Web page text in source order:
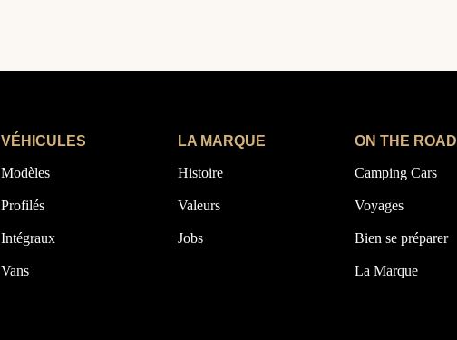
VÉHICULES
Modèles
Profilés
Intégraux
Vans
LA MARQUE
Histoire
Valeurs
Jobs
ON THE ROAD
Camping Cars
Voyages
Bien se préparer
La Marque